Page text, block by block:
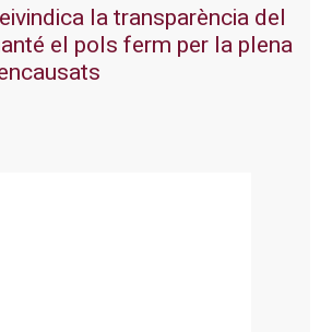
la transparència del
el pols ferm per la plena